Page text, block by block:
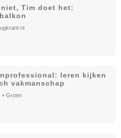
Tim doet het:
leren kijken
vakmanschap
+ Groen